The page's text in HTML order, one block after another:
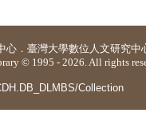
心 ． 臺灣大學數位人文研究中
© 1995 - 2026. All rights
Collection